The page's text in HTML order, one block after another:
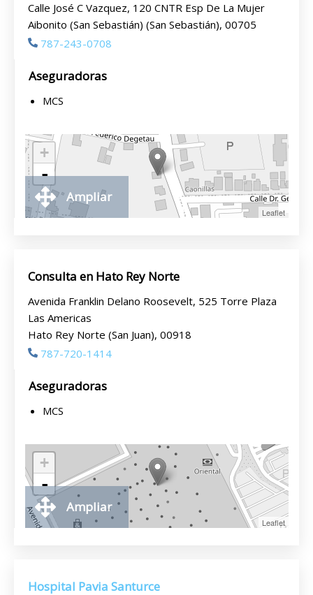
Calle José C Vazquez, 120 CNTR Esp De La Mujer
Aibonito (San Sebastián) (San Sebastián), 00705
787-243-0708
Aseguradoras
MCS
+
-
Leaflet
Ampliar
Consulta en Hato Rey Norte
Avenida Franklin Delano Roosevelt, 525 Torre Plaza
Las Americas
Hato Rey Norte (San Juan), 00918
787-720-1414
Aseguradoras
MCS
+
-
Leaflet
Ampliar
Hospital Pavia Santurce